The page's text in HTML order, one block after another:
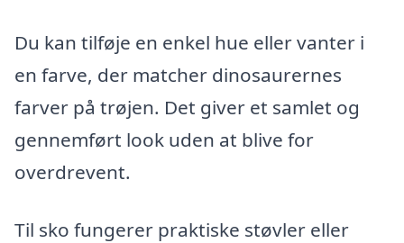
Du kan tilføje en enkel hue eller vanter i
en farve, der matcher dinosaurernes
farver på trøjen. Det giver et samlet og
gennemført look uden at blive for
overdrevent.
Til sko fungerer praktiske støvler eller